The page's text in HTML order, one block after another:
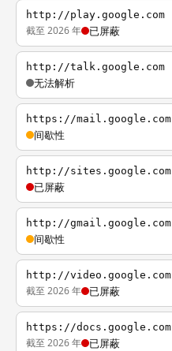
http://play.google.com
截至 2026 年 已屏蔽
http://talk.google.com
无法解析
https://mail.google.com
间歇性
http://sites.google.com
已屏蔽
http://gmail.google.com
间歇性
http://video.google.com
截至 2026 年 已屏蔽
https://docs.google.com
截至 2026 年 已屏蔽